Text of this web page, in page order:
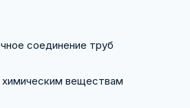
соединение труб
химическим веществам